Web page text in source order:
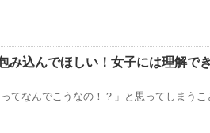
み込んでほしい！女子には理解で
てなんでこうなの！？」と思ってしまう